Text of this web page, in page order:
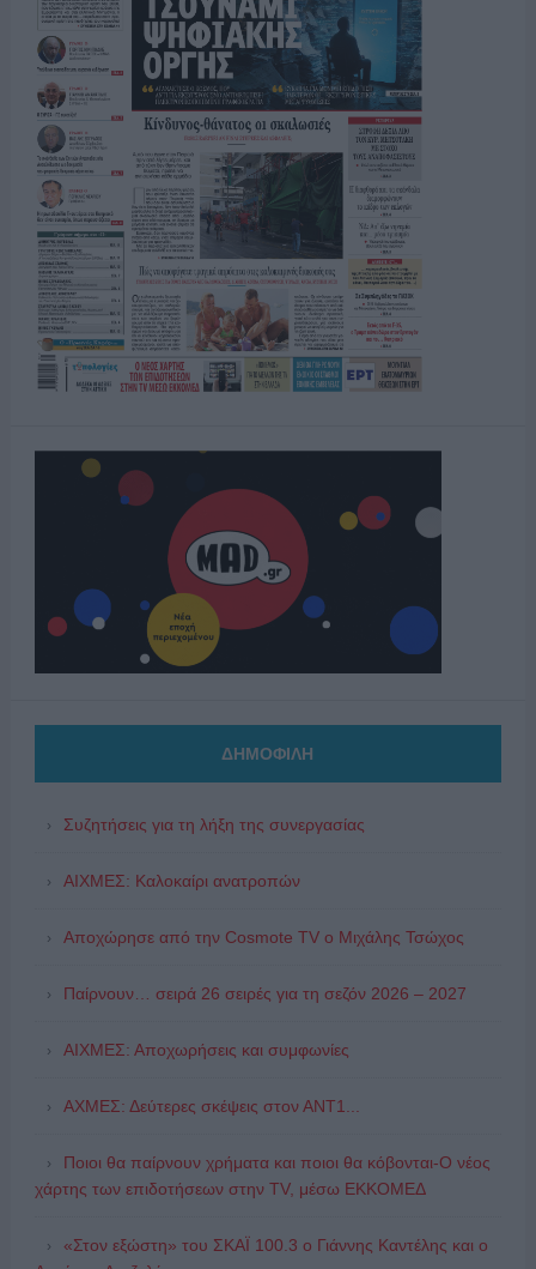
ΔΗΜΟΦΙΛΗ
Συζητήσεις για τη λήξη της συνεργασίας
ΑΙΧΜΕΣ: Καλοκαίρι ανατροπών
Αποχώρησε από την Cosmote TV o Μιχάλης Τσώχος
Παίρνουν… σειρά 26 σειρές για τη σεζόν 2026 – 2027
ΑΙΧΜΕΣ: Αποχωρήσεις και συμφωνίες
ΑΧΜΕΣ: Δεύτερες σκέψεις στον ΑΝΤ1...
Ποιοι θα παίρνουν χρήματα και ποιοι θα κόβονται-Ο νέος
χάρτης των επιδοτήσεων στην TV, μέσω ΕΚΚΟΜΕΔ
«Στον εξώστη» του ΣΚΑΪ 100.3 ο Γιάννης Καντέλης και ο